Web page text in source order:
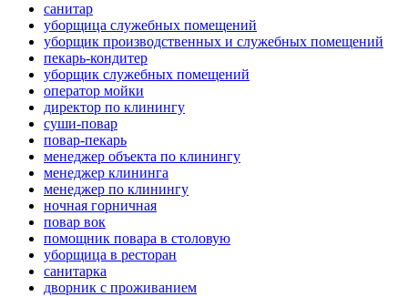
санитар
уборщица служебных помещений
уборщик производственных и служебных помещений
пекарь-кондитер
уборщик служебных помещений
оператор мойки
директор по клинингу
суши-повар
повар-пекарь
менеджер объекта по клинингу
менеджер клининга
менеджер по клинингу
ночная горничная
повар вок
помощник повара в столовую
уборщица в ресторан
санитарка
дворник с проживанием